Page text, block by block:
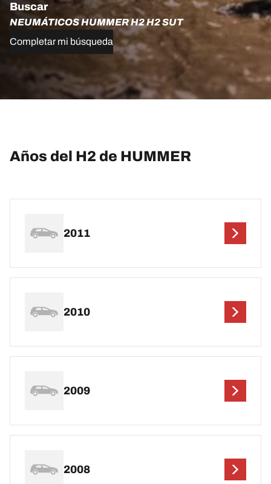
Buscar
NEUMÁTICOS HUMMER H2 H2 SUT
Completar mi búsqueda
Años del H2 de HUMMER
2011
2010
2009
2008